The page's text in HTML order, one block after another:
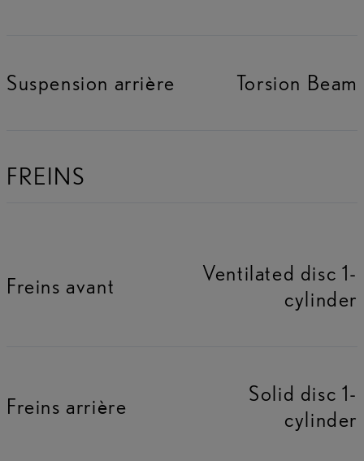
Suspension arrière Torsion Beam
FREINS
Freins avant
Ventilated disc 1-
cylinder
Freins arrière
Solid disc 1-
cylinder